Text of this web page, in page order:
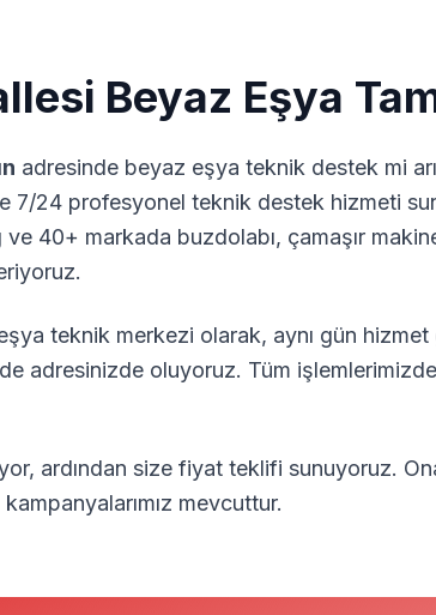
Beyaz Eşya
adresinde beyaz eşya teknik destek mi
7/24 profesyonel teknik destek hizmeti
ve 40+ markada buzdolabı, çamaşır
teknik merkezi olarak, aynı gün
adresinizde oluyoruz. Tüm
ardından size fiyat teklifi sunuyoruz.
mevcuttur.